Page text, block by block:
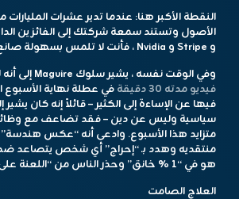
النقطة الأكبر هنا: عندما تدير عشرات المليارات
و Stripe و Nvidia ، فأنت لا تلمس بسهولة صانع المطر.
وفي الوقت نفسه ، يشير سلوك Maguire إلى أنه لا يتراجع. بعد إصدار أ
فيديو مدته 30 دقيقة
في عطلة نهاية الأسبوع
فيها عن الإساءة إلى الكثير – قائلاً إنه كان يشير
سياسية وليس عن دين – فقد تضاعف مع
متزايد هذا الأسبوع. وادعى أنه “عكس
منتقديه وهدد بـ “إحراج” أي شخص يتصاعد
هو في “1 ٪ خانق” وحذر الناس من “اللعنة على أطفال الإنترنت”.
العلاج الصامت